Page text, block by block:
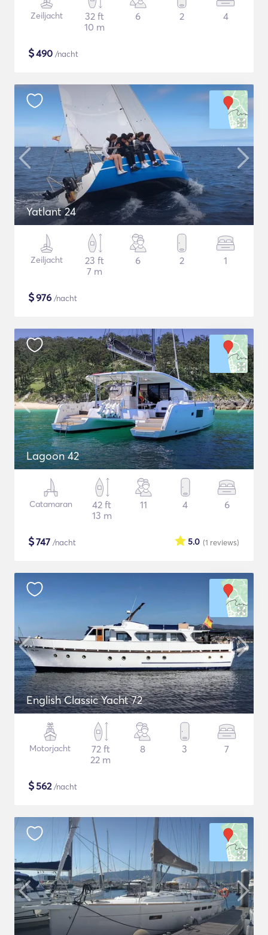
Zeiljacht
32 ft
10 m
6 2 4
$490 /nacht
Yatlant 24
Zeiljacht
23 ft
7 m
6 2 1
$976 /nacht
Lagoon 42
Catamaran
42 ft
13 m
11 4 6
$747 /nacht (1 reviews)
5.0
English Classic Yacht 72
Motorjacht
72 ft
22 m
8 3 7
$562/nacht